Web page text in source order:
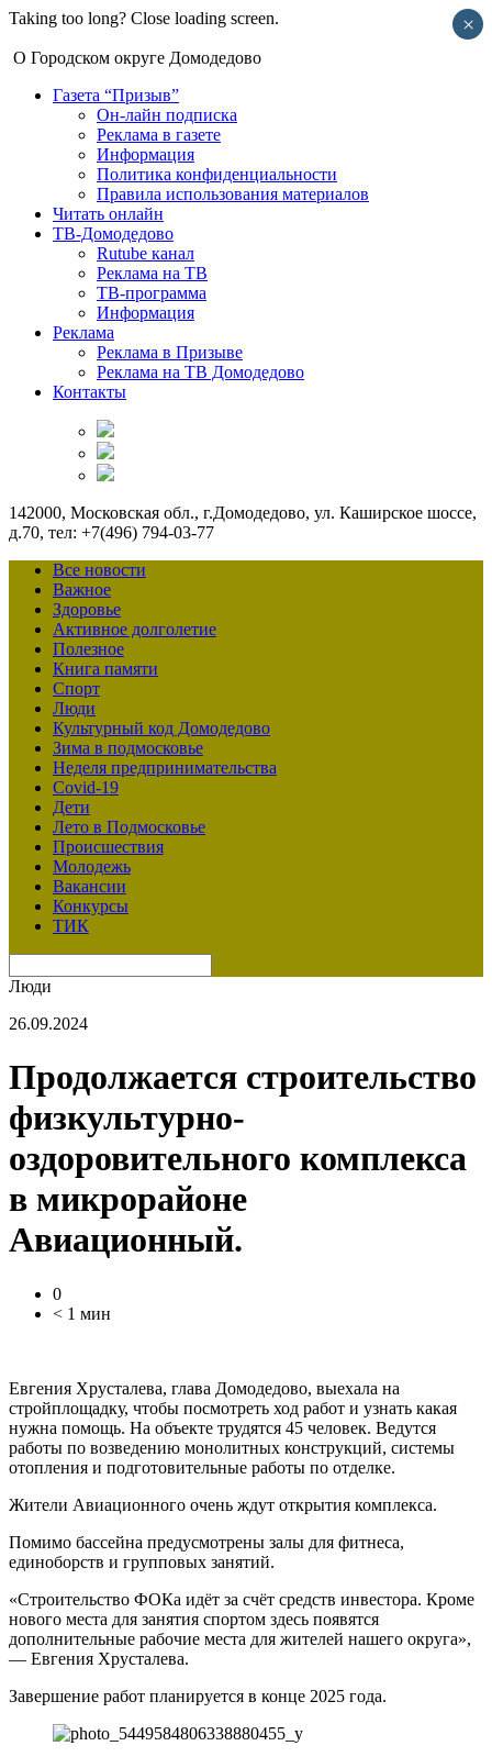
Taking too long? Close loading screen.
О Городском округе Домодедово
Газета “Призыв”
Он-лайн подписка
Реклама в газете
Информация
Политика конфиденциальности
Правила использования материалов
Читать онлайн
ТВ-Домодедово
Rutube канал
Реклама на ТВ
ТВ-программа
Информация
Реклама
Реклама в Призыве
Реклама на ТВ Домодедово
Контакты
142000, Московская обл., г.Домодедово, ул. Каширское шоссе,
д.70, тел: +7(496) 794-03-77
Все новости
Важное
Здоровье
Активное долголетие
Полезное
Книга памяти
Спорт
Люди
Культурный код Домодедово
Зима в подмосковье
Неделя предпринимательства
Covid-19
Дети
Лето в Подмосковье
Происшествия
Молодежь
Вакансии
Конкурсы
ТИК
Люди
26.09.2024
Продолжается строительство
физкультурно-
оздоровительного комплекса
в микрорайоне
Авиационный.
0
< 1 мин
Евгения Хрусталева, глава Домодедово, выехала на
стройплощадку, чтобы посмотреть ход работ и узнать какая
нужна помощь. На объекте трудятся 45 человек. Ведутся
работы по возведению монолитных конструкций, системы
отопления и подготовительные работы по отделке.
Жители Авиационного очень ждут открытия комплекса.
Помимо бассейна предусмотрены залы для фитнеса,
единоборств и групповых занятий.
«Строительство ФОКа идёт за счёт средств инвестора. Кроме
нового места для занятия спортом здесь появятся
дополнительные рабочие места для жителей нашего округа»,
— Евгения Хрусталева.
Завершение работ планируется в конце 2025 года.
×